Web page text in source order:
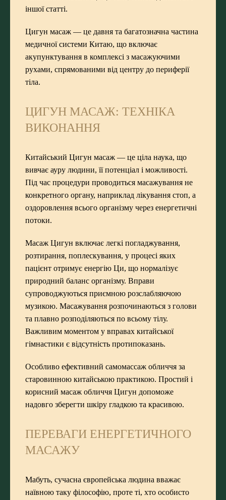
іншої статті.
Цигун масаж — це давня та багатозначна частина
медичної системи Китаю, що включає
акупунктування в комплексі з масажуючими
рухами, спрямованими від центру до периферії
тіла.
ЦИГУН МАСАЖ: ТЕХНІКА
ВИКОНАННЯ
Китайський Цигун масаж — це ціла наука, що
вивчає ауру людини, її потенціал і можливості.
Під час процедури проводиться масажування не
конкретного органу, наприклад лікування стоп, а
оздоровлення всього організму через енергетичні
потоки.
Масаж Цигун включає легкі погладжування,
розтирання, поплескування, у процесі яких
пацієнт отримує енергію Ци, що нормалізує
природний баланс організму. Вправи
супроводжуються приємною розслабляючою
музикою. Масажування розпочинаються з голови
та плавно розподіляються по всьому тілу.
Важливим моментом у вправах китайської
гімнастики є відсутність протипоказань.
Особливо ефективний самомассаж обличчя за
старовинною китайською практикою. Простий і
корисний масаж обличчя Цигун допоможе
надовго зберегти шкіру гладкою та красивою.
ПЕРЕВАГИ ЕНЕРГЕТИЧНОГО
МАСАЖУ
Мабуть, сучасна європейська людина вважає
наївною таку філософію, проте ті, хто особисто